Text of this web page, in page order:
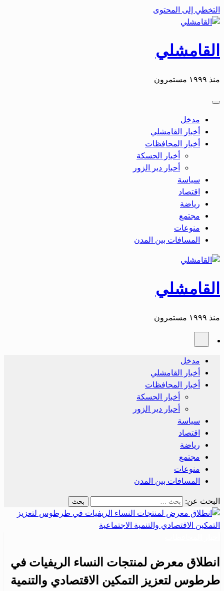
التخطي إلى المحتوى
القامشلي
منذ ١٩٩٩ مستمرون
مدخل
أخبار القامشلي
أخبار المحافظات
أخبار الحسكة
أحبار دير الزور
سياسة
اقتصاد
رياضة
مجتمع
منوعات
المسافات بين المدن
القامشلي
منذ ١٩٩٩ مستمرون
مدخل
أخبار القامشلي
أخبار المحافظات
أخبار الحسكة
أحبار دير الزور
سياسة
اقتصاد
رياضة
مجتمع
منوعات
المسافات بين المدن
البحث عن:
انطلاق معرض لمنتجات النساء الريفيات في
طرطوس لتعزيز التمكين الاقتصادي والتنمية